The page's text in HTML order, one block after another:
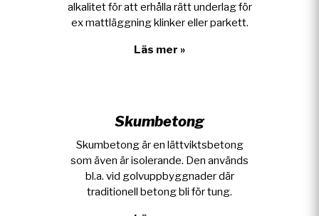
alkalitet för att erhålla rätt underlag för
ex mattläggning klinker eller parkett.
Läs mer »
Skumbetong
Skumbetong är en lättviktsbetong
som även är isolerande. Den används
bl.a. vid golvuppbyggnader där
traditionell betong bli för tung.